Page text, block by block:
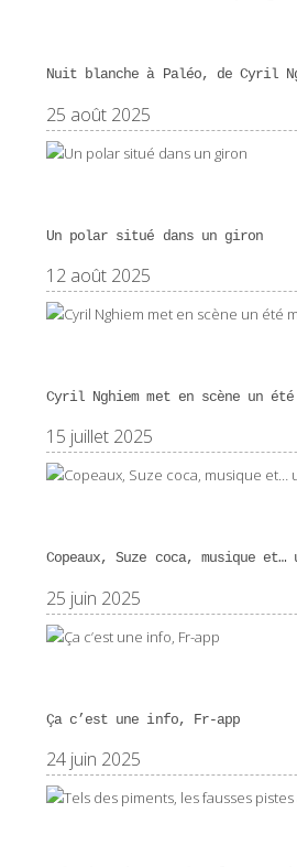
Nuit blanche à Paléo, de Cyril
25 août 2025
Un polar situé dans un giron
12 août 2025
Cyril Nghiem met en scène un
15 juillet 2025
Copeaux, Suze coca, musique
25 juin 2025
Ça c’est une info, Fr-app
24 juin 2025